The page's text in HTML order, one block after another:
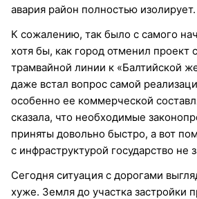
авария район полностью изолирует.
К сожалению, так было с самого
хотя бы, как город отменил проект
трамвайной линии к «Балтийской
даже встал вопрос самой
особенно ее коммерческой
сказала, что необходимые
приняты довольно быстро, а вот
с инфраструктурой государство не
Сегодня ситуация с дорогами
хуже. Земля до участка застройки